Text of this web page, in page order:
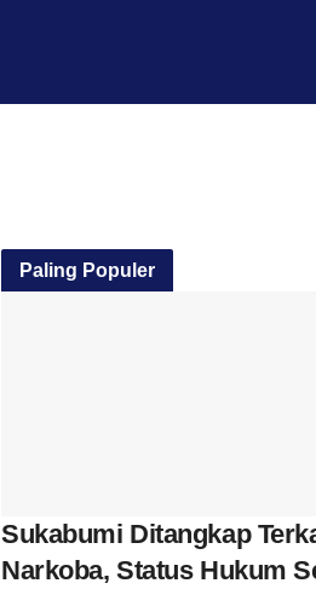
Paling Populer
Sukabumi Ditangkap
Narkoba, Status Hukum